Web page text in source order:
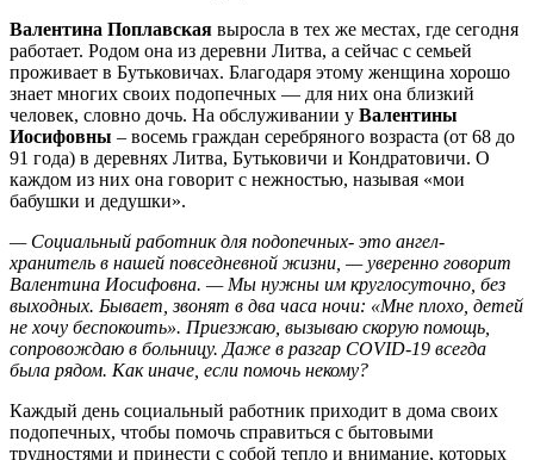
Валентина Поплавская выросла в тех же местах, где сегодня
работает. Родом она из деревни Литва, а сейчас с семьей
проживает в Бутьковичах. Благодаря этому женщина хорошо
знает многих своих подопечных — для них она близкий
человек, словно дочь. На обслуживании у Валентины
Иосифовны – восемь граждан серебряного возраста (от 68 до
91 года) в деревнях Литва, Бутьковичи и Кондратовичи. О
каждом из них она говорит с нежностью, называя «мои
бабушки и дедушки».
— Социальный работник для подопечных- это ангел-
хранитель в нашей повседневной жизни, — уверенно говорит
Валентина Иосифовна. — Мы нужны им круглосуточно, без
выходных. Бывает, звонят в два часа ночи: «Мне плохо, детей
не хочу беспокоить». Приезжаю, вызываю скорую помощь,
сопровождаю в больницу. Даже в разгар COVID-19 всегда
была рядом. Как иначе, если помочь некому?
Каждый день социальный работник приходит в дома своих
подопечных, чтобы помочь справиться с бытовыми
трудностями и принести с собой тепло и внимание, которых